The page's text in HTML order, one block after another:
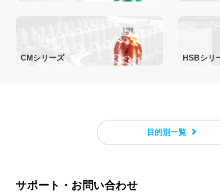
CMシリーズ HSBシリ
目的別一覧
サポート・お問い合わせ